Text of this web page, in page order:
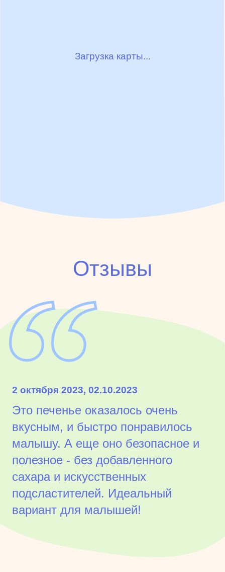
Загрузка карты...
Отзывы
2 октября 2023, 02.10.2023
Это печенье оказалось очень
вкусным, и быстро понравилось
малышу. А еще оно безопасное и
полезное - без добавленного
сахара и искусственных
подсластителей. Идеальный
вариант для малышей!